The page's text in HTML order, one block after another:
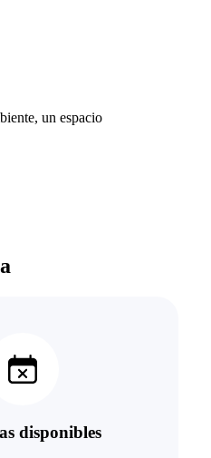
un espacio
disponibles